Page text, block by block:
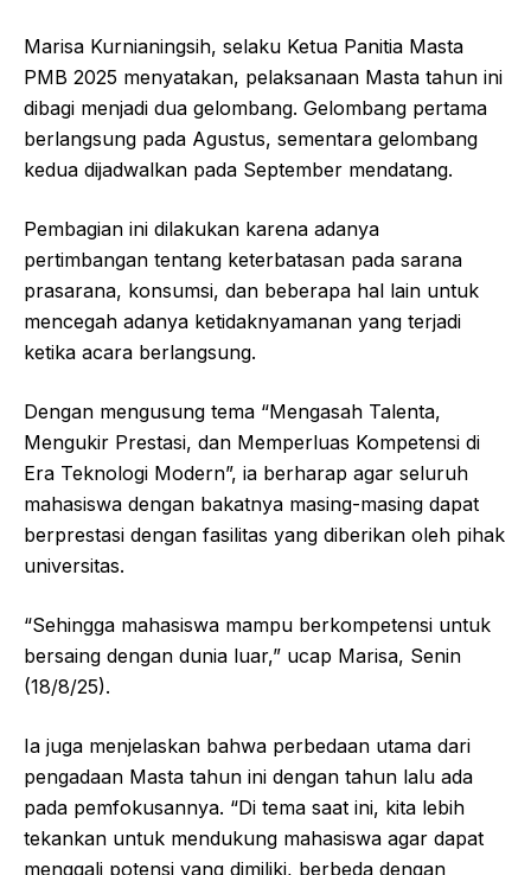
Marisa Kurnianingsih, selaku Ketua Panitia Masta
PMB 2025 menyatakan, pelaksanaan Masta tahun ini
dibagi menjadi dua gelombang. Gelombang pertama
berlangsung pada Agustus, sementara gelombang
kedua dijadwalkan pada September mendatang.
Pembagian ini dilakukan karena adanya
pertimbangan tentang keterbatasan pada sarana
prasarana, konsumsi, dan beberapa hal lain untuk
mencegah adanya ketidaknyamanan yang terjadi
ketika acara berlangsung.
Dengan mengusung tema “Mengasah Talenta,
Mengukir Prestasi, dan Memperluas Kompetensi di
Era Teknologi Modern”, ia berharap agar seluruh
mahasiswa dengan bakatnya masing-masing dapat
berprestasi dengan fasilitas yang diberikan oleh pihak
universitas.
“Sehingga mahasiswa mampu berkompetensi untuk
bersaing dengan dunia luar,” ucap Marisa, Senin
(18/8/25).
Ia juga menjelaskan bahwa perbedaan utama dari
pengadaan Masta tahun ini dengan tahun lalu ada
pada pemfokusannya. “Di tema saat ini, kita lebih
tekankan untuk mendukung mahasiswa agar dapat
menggali potensi yang dimiliki, berbeda dengan